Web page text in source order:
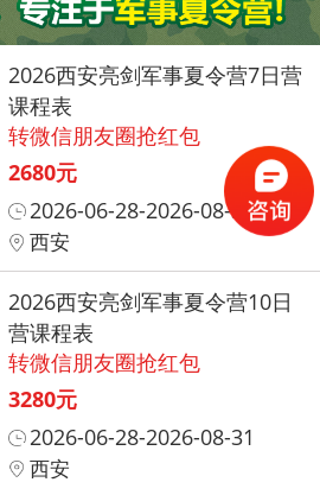
2026西安亮剑军事夏令营7日营
课程表
转微信朋友圈抢红包
2680元
2026-06-28-2026-08-31
西安
2026西安亮剑军事夏令营10日
营课程表
转微信朋友圈抢红包
3280元
2026-06-28-2026-08-31
西安